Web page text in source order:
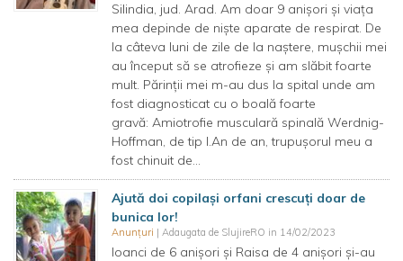
Silindia, jud. Arad. Am doar 9 anișori și viața
mea depinde de niște aparate de respirat. De
la câteva luni de zile de la naștere, mușchii mei
au început să se atrofieze și am slăbit foarte
mult. Părinții mei m-au dus la spital unde am
fost diagnosticat cu o boală foarte
gravă: Amiotrofie musculară spinală Werdnig-
Hoffman, de tip I.An de an, trupușorul meu a
fost chinuit de...
Ajută doi copilași orfani crescuți doar de
bunica lor!
Anunțuri | Adaugata de SlujireRO in 14/02/2023
Ioanci de 6 anișori și Raisa de 4 anișori și-au